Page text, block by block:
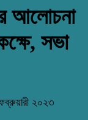
আলোচনা
সভা
২০২৩